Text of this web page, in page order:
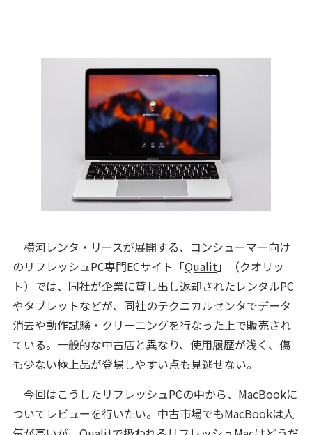
横河レンタ・リースが展開する、コンシューマー向け
のリフレッシュPC専門ECサイト「Qualit」（クオリッ
ト）では、同社が企業に貸し出し返却されたレンタルPC
やタブレットなどが、同社のテクニカルセンタでデータ
消去や動作試験・クリーニングを行なった上で販売され
ている。一般的な中古店と異なり、使用履歴が浅く、傷
も少ない極上品が登場しやすい点も見逃せない。
今回はこうしたリフレッシュPCの中から、MacBookに
ついてレビューを行いたい。中古市場でもMacBookは人